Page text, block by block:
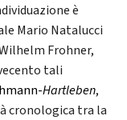
è
Mario Natalucci
Frohner,
tali
Hartleben,
cronologica tra la